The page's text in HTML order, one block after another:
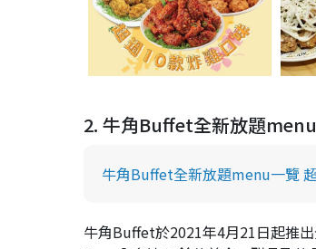
2. 牛角Buffet全新放題menu
牛角Buffet全新放題menu一覽
牛角Buffet於2021年4月21日起推